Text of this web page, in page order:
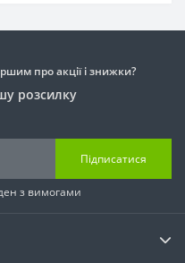
про акції і знижки?
розсилку
Підписатися
з вимогами